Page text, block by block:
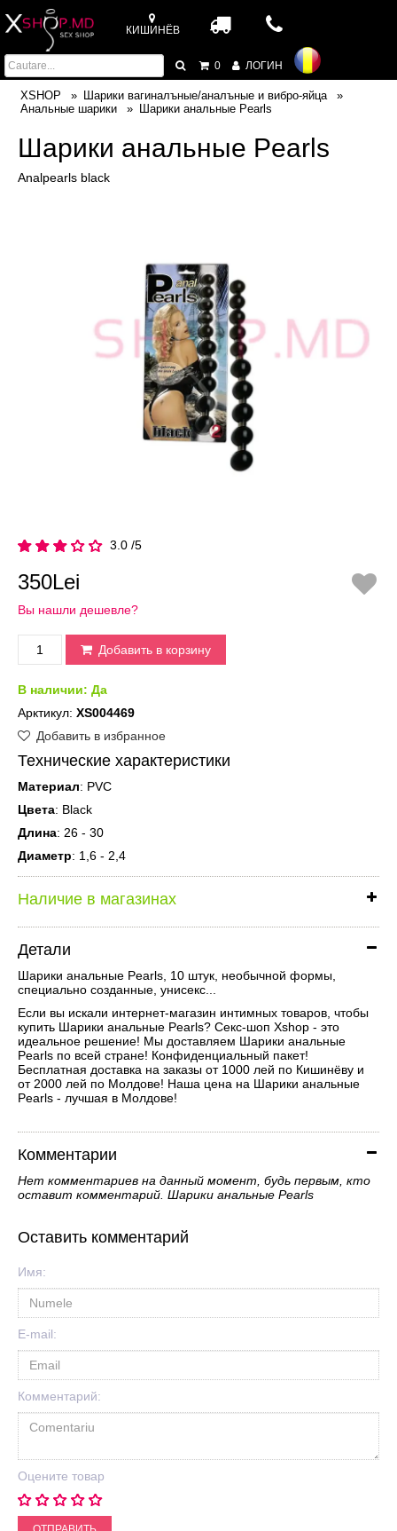
КИШИНЁВ
0 ЛОГИН
XSHOP
Шарики вагиналъные/аналъные и вибро-яйца
Анальные шарики
Шарики анальные Pearls
Шарики анальные Pearls
Analpearls black
3.0 /5
350Lei
Вы нашли дешевле?
Добавить в корзину
В наличии: Да
Арктикул: XS004469
Добавить в избранное
Технические характеристики
Материал: PVC
Цвета: Black
Длина: 26 - 30
Диаметр: 1,6 - 2,4
Наличие в магазинах
Детали
Шарики анальные Pearls, 10 штук, необычной формы,
специально созданные, унисекс...
Если вы искали интернет-магазин интимных товаров, чтобы
купить Шарики анальные Pearls? Секс-шоп Xshop - это
идеальное решение! Мы доставляем Шарики анальные
Pearls по всей стране! Конфиденциальный пакет!
Бесплатная доставка на заказы от 1000 лей по Кишинёву и
от 2000 лей по Молдове! Наша цена на Шарики анальные
Pearls - лучшая в Молдове!
Комментарии
Нет комментариев на данный момент, будь первым, кто
оставит комментарий. Шарики анальные Pearls
Оставить комментарий
Имя:
E-mail:
Комментарий:
Оцените товар